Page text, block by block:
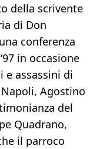
della scrivente
di Don
conferenza
in occasione
e assassini di
Agostino
del
Quadrano,
il parroco